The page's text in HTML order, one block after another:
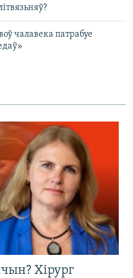
чалавека патрабуе
Хірург